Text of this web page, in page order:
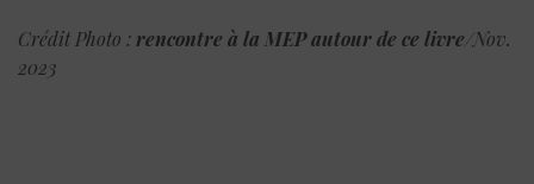
Crédit Photo : rencontre à la MEP autour de ce livre/Nov.
2023